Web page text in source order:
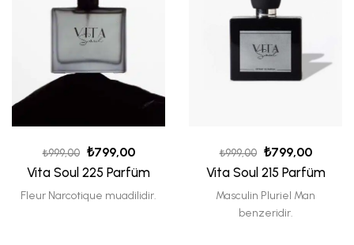
₺999,00 ₺799,00
Vita Soul 225 Parfüm
Fleur Narcotique muadilidir.
₺999,00 ₺799,00
Vita Soul 215 Parfüm
Masculin Pluriel Man
benzeridir.